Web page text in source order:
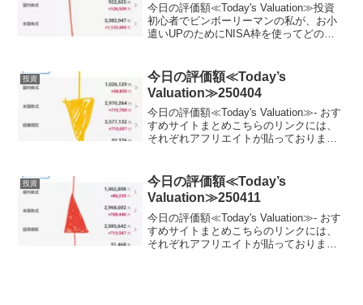
今日の評価額≪Today's Valuation≫投資
初心者でビンボーリーマンの私が、お小
遣いUPのためにNISA枠を使ってどの銘
えていれば、少なからず長期投資を始め
る...
投資
今日の評価額≪Today’s
Valuation≫250404
今日の評価額≪Today's Valuation≫- おす
すめサイトまとめこちらのリンクには、
それぞれアフリエイトが貼っておりま
ビンボーリーマンの私が、お小遣いUP...
投資
今日の評価額≪Today’s
Valuation≫250411
今日の評価額≪Today's Valuation≫- おす
すめサイトまとめこちらのリンクには、
それぞれアフリエイトが貼っておりま